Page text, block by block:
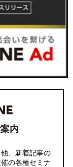
内
、新着記事の
の各種セミナ